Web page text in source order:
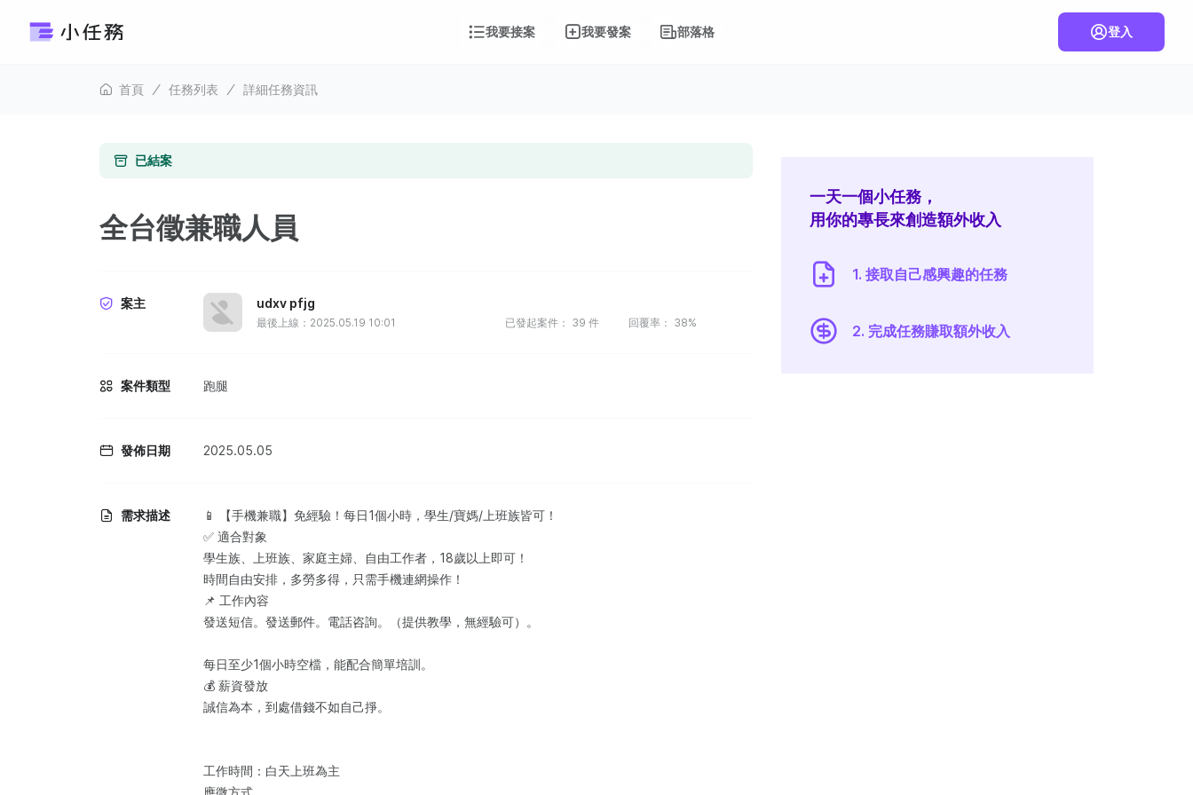
我要接案 我要發案 部落格 登入
首頁 任務列表 詳細任務資訊
已結案
全台徵兼職人員
案主 udxv pfjg
最後上線：2025.05.19 10:01 已發起案件： 39 件 回覆率： 38%
案件類型 跑腿
發佈日期 2025.05.05
需求描述
📱 ‌【手機兼職】免經驗！每日1個小時，學生/寶媽/上班族皆可！‌
✅ ‌適合對象‌
學生族、上班族、家庭主婦、自由工作者，18歲以上即可！
時間自由安排，多勞多得，只需手機連網操作！
📌 ‌工作內容‌
‌發送短信。發送郵件。電話咨詢。（提供教學，無經驗可）。
每日至少1個小時空檔，能配合簡單培訓。
💰 ‌薪資發放‌
‌誠信為本，到處借錢不如自己掙。
工作時間：白天上班為主
應微方式
一天一個小任務，
用你的專長來創造額外收入
1. 接取自己感興趣的任務
2. 完成任務賺取額外收入